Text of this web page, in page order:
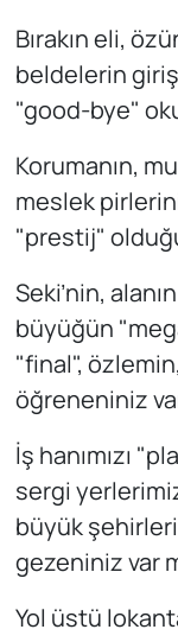
Bırakın eli,
beldelerin
"good-bye"
Korumanın,
meslek
"prestij"
Seki’nin,
büyüğün
"final",
öğreneniniz
İş hanımızı
sergi
büyük
gezeniniz var
Yol üstü